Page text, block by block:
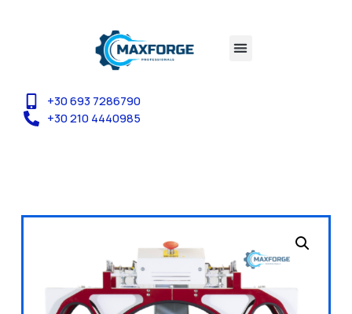
+30 693 7286790
+30 210 4440985